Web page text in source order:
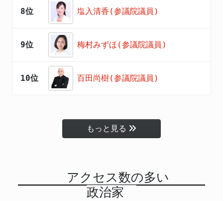
8位 塩入清香(参議院議員)
9位 梅村みずほ(参議院議員)
10位 百田尚樹(参議院議員)
もっと見る
アクセス数の多い
政治家